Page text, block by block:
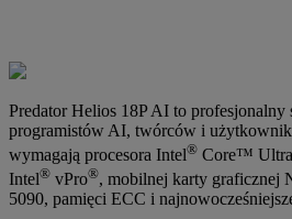
Predator Helios 18P AI to profesjonalny
programistów AI, twórców i
wymagają procesora Intel® Core™ Ultra
Intel® vPro®, mobilnej karty graficznej
5090, pamięci ECC i